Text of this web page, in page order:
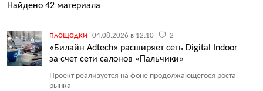
Найдено 42 материала
площадки 04.08.2026 в 12:10 2
«Билайн Adtech» расширяет сеть Digital Indoor
за счет сети салонов «Пальчики»
Проект реализуется на фоне продолжающегося роста
рынка